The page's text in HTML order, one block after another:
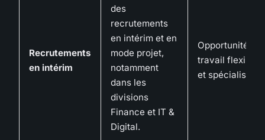
Recrutements
en intérim
des
recrutements
en intérim et en
mode projet,
notamment
dans les
divisions
Finance et IT &
Digital.
Opportunités
travail flexibles
et spécialisés.